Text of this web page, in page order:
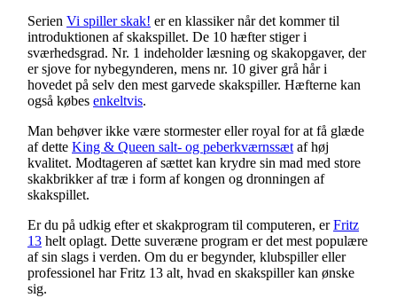
Serien Vi spiller skak! er en klassiker når det kommer til
introduktionen af skakspillet. De 10 hæfter stiger i
sværhedsgrad. Nr. 1 indeholder læsning og skakopgaver, der
er sjove for nybegynderen, mens nr. 10 giver grå hår i
hovedet på selv den mest garvede skakspiller. Hæfterne kan
også købes enkeltvis.
Man behøver ikke være stormester eller royal for at få glæde
af dette King & Queen salt- og peberkværnssæt af høj
kvalitet. Modtageren af sættet kan krydre sin mad med store
skakbrikker af træ i form af kongen og dronningen af
skakspillet.
Er du på udkig efter et skakprogram til computeren, erFritz
13 helt oplagt. Dette suveræne program er det mest populære
af sin slags i verden. Om du er begynder, klubspiller eller
professionel har Fritz 13 alt, hvad en skakspiller kan ønske
sig.